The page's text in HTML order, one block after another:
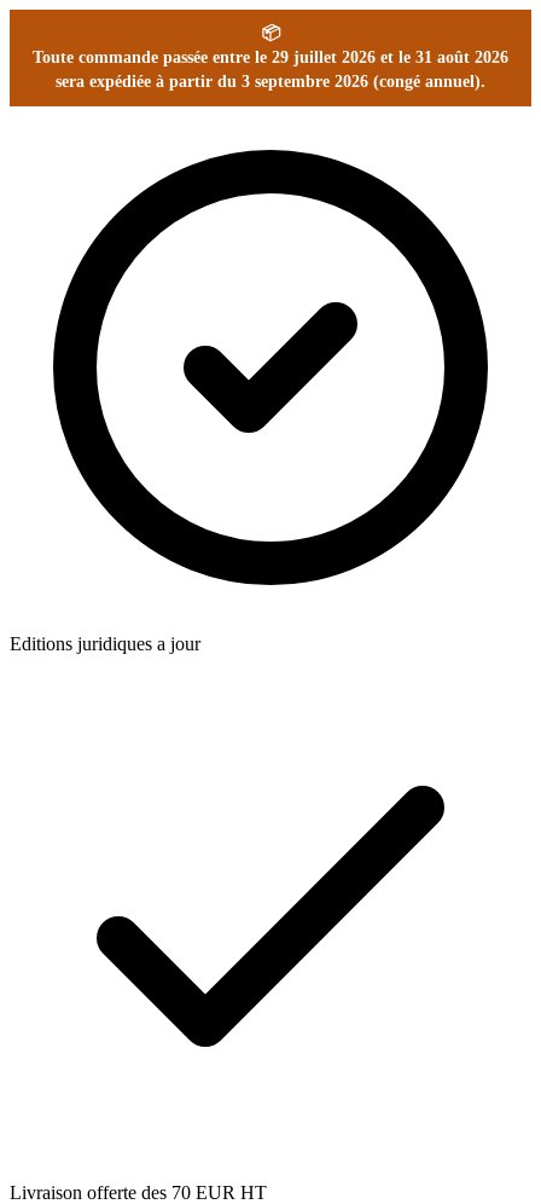
📦
Toute commande passée entre le 29 juillet 2026 et le 31 août 2026
sera expédiée à partir du 3 septembre 2026 (congé annuel).
Editions juridiques a jour
Livraison offerte des 70 EUR HT